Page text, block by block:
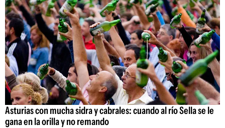
Asturias con mucha sidra y cabrales: cuando al río Sella se le
gana en la orilla y no remando